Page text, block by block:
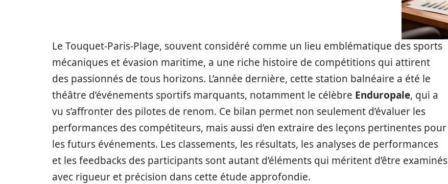
Le Touquet-Paris-Plage, souvent considéré comme un lieu emblématique des sports
mécaniques et évasion maritime, a une riche histoire de compétitions qui attirent
des passionnés de tous horizons. L’année dernière, cette station balnéaire a été le
théâtre d’événements sportifs marquants, notamment le célèbre Enduropale, qui a
vu s’affronter des pilotes de renom. Ce bilan permet non seulement d’évaluer les
performances des compétiteurs, mais aussi d’en extraire des leçons pertinentes pour
les futurs événements. Les classements, les résultats, les analyses de performances
et les feedbacks des participants sont autant d’éléments qui méritent d’être examinés
avec rigueur et précision dans cette étude approfondie.